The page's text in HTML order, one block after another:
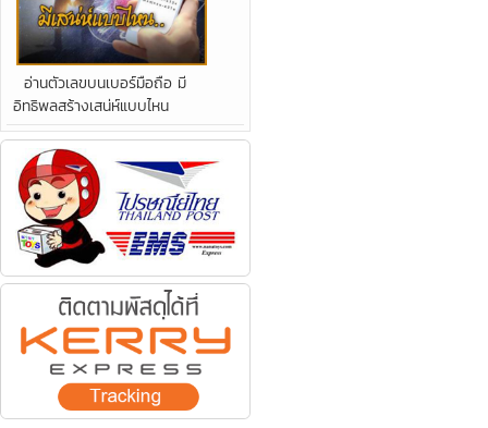
อ่านตัวเลขบนเบอร์มือถือ มี
อิทธิพลสร้างเสน่ห์แบบไหน